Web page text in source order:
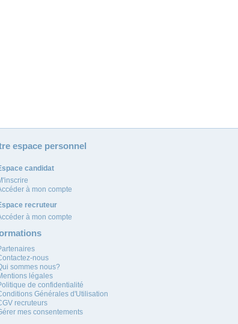
espace personnel
candidat
à mon compte
recruteur
à mon compte
nous
sommes nous?
légales
de confidentialité
Générales d'Utilisation
recruteurs
mes consentements